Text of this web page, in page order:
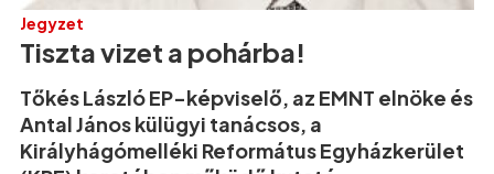
Jegyzet
Tiszta vizet a pohárba!
Tőkés László EP-képviselő, az EMNT elnöke és
Antal János külügyi tanácsos, a
Királyhágómelléki Református Egyházkerület